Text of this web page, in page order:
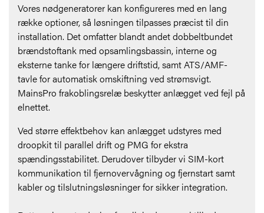
Vores nødgeneratorer kan konfigureres med en lang
række optioner, så løsningen tilpasses præcist til din
installation. Det omfatter blandt andet dobbeltbundet
brændstoftank med opsamlingsbassin, interne og
eksterne tanke for længere driftstid, samt ATS/AMF-
tavle for automatisk omskiftning ved strømsvigt.
MainsPro frakoblingsrelæ beskytter anlægget ved fejl på
elnettet.
Ved større effektbehov kan anlægget udstyres med
droopkit til parallel drift og PMG for ekstra
spændingsstabilitet. Derudover tilbyder vi SIM-kort
kommunikation til fjernovervågning og fjernstart samt
kabler og tilslutningsløsninger for sikker integration.